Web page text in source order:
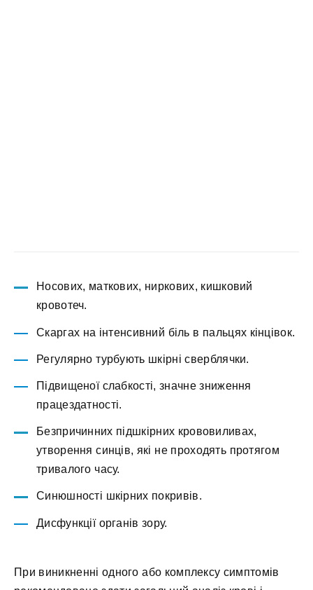
Носових, маткових, ниркових, кишковий
кровотеч.
Скаргах на інтенсивний біль в пальцях кінцівок.
Регулярно турбують шкірні сверблячки.
Підвищеної слабкості, значне зниження
працездатності.
Безпричинних підшкірних крововиливах,
утворення синців, які не проходять протягом
тривалого часу.
Синюшності шкірних покривів.
Дисфункції органів зору.
При виникненні одного або комплексу симптомів